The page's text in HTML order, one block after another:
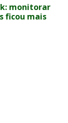
monitorar
ficou mais